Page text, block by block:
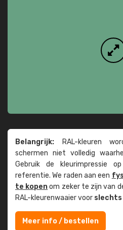
Belangrijk: RAL-kleuren
schermen niet volledig
Gebruik de kleur­impressie
referentie. We raden aan een
te kopenom zeker te zijn van
RAL-kleuren­waaier voor slechts
Meer info / bestellen